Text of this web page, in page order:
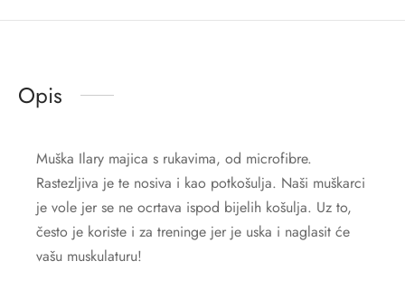
Opis
Muška Ilary majica s rukavima, od microfibre.
Rastezljiva je te nosiva i kao potkošulja. Naši muškarci
je vole jer se ne ocrtava ispod bijelih košulja. Uz to,
često je koriste i za treninge jer je uska i naglasit će
vašu muskulaturu!